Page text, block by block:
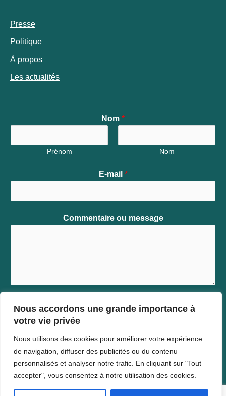
Nous accordons une grande importance à
votre vie privée
Nous utilisons des cookies pour améliorer votre expérience
de navigation, diffuser des publicités ou du contenu
personnalisés et analyser notre trafic. En cliquant sur "Tout
accepter", vous consentez à notre utilisation des cookies.
Presse
Politique
À propos
Les actualités
Nom *
Prénom Nom
E-mail *
Commentaire ou message
Copyright © 2026 Kalvin Soiresse Njall